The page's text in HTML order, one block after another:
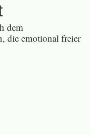
dem
die emotional freier